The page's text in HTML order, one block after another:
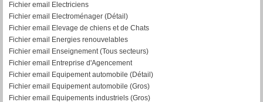
Fichier email Electriciens
Fichier email Electroménager (Détail)
Fichier email Elevage de chiens et de Chats
Fichier email Energies renouvelables
Fichier email Enseignement (Tous secteurs)
Fichier email Entreprise d'Agencement
Fichier email Equipement automobile (Détail)
Fichier email Equipement automobile (Gros)
Fichier email Equipements industriels (Gros)